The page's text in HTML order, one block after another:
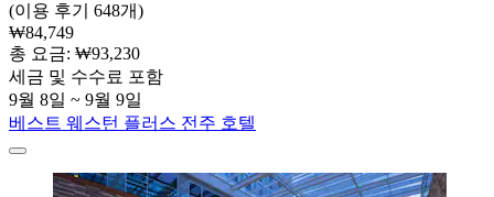
(이용 후기 648개)
₩84,749
총 요금: ₩93,230
세금 및 수수료 포함
9월 8일 ~ 9월 9일
베스트 웨스턴 플러스 전주 호텔